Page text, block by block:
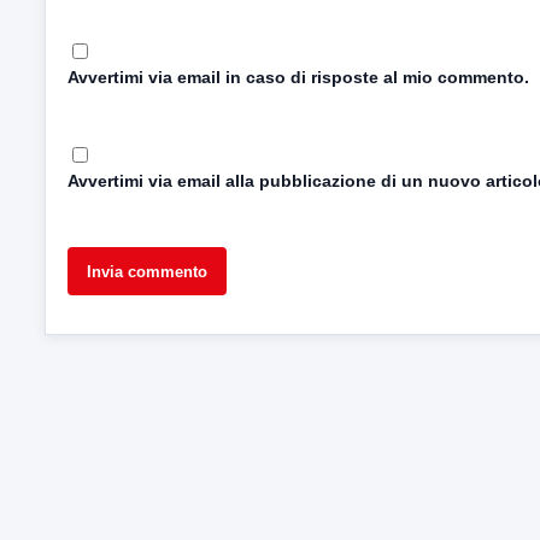
Avvertimi via email in caso di risposte al mio commento.
Avvertimi via email alla pubblicazione di un nuovo